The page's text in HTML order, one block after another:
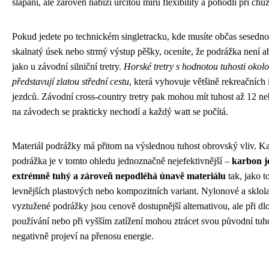
šlapání, ale zároveň nabízí určitou míru flexibility a pohodlí při
Pokud jedete po technickém singletracku, kde musíte občas
skalnatý úsek nebo strmý výstup pěšky, oceníte, že podrážka není
jako u závodní silniční tretry. Horské tretry s hodnotou tuhosti
představují zlatou střední cestu, která vyhovuje většině
jezdců. Závodní cross-country tretry pak mohou mít tuhost až 12
na závodech se prakticky nechodí a každý watt se počítá.
Materiál podrážky má přitom na výslednou tuhost obrovský vliv.
podrážka je v tomto ohledu jednoznačně nejefektivnější – karbon
extrémně tuhý a zároveň nepodléhá únavě materiálu tak, jako
levnějších plastových nebo kompozitních variant. Nylonové a
vyztužené podrážky jsou cenově dostupnější alternativou, ale při
používání nebo při vyšším zatížení mohou ztrácet svou původní
negativně projeví na přenosu energie.